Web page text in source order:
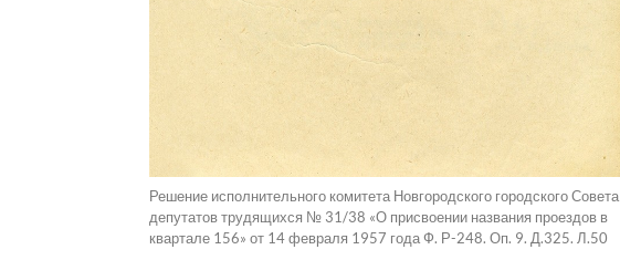
Решение исполнительного комитета Новгородского городского Совета
депутатов трудящихся № 31/38 «О присвоении названия проездов в
квартале 156» от 14 февраля 1957 года Ф. Р-248. Оп. 9. Д.325. Л.50